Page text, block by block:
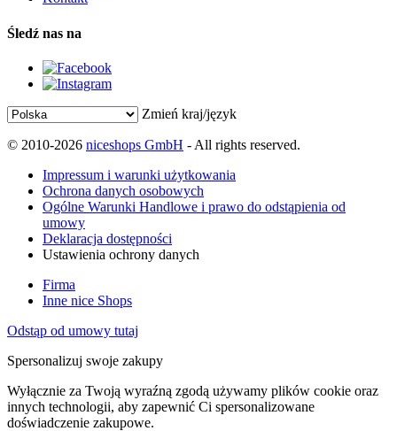
Śledź nas na
Zmień kraj/język
© 2010-2026 niceshops GmbH - All rights reserved.
Impressum i warunki użytkowania
Ochrona danych osobowych
Ogólne Warunki Handlowe i prawo do odstąpienia od
umowy
Deklaracja dostępności
Ustawienia ochrony danych
Firma
Inne nice Shops
Odstąp od umowy tutaj
Spersonalizuj swoje zakupy
Wyłącznie za Twoją wyraźną zgodą używamy plików cookie oraz
innych technologii, aby zapewnić Ci spersonalizowane
doświadczenie zakupowe.